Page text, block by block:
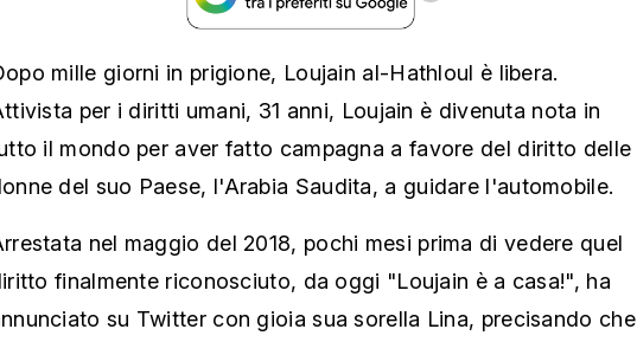
mille giorni in prigione, Loujain al-Hathloul è libera.
per i diritti umani, 31 anni, Loujain è divenuta nota in
il mondo per aver fatto campagna a favore del diritto delle
del suo Paese, l'Arabia Saudita, a guidare l'automobile.
nel maggio del 2018, pochi mesi prima di vedere quel
finalmente riconosciuto, da oggi "Loujain è a casa!", ha
su Twitter con gioia sua sorella Lina, precisando che